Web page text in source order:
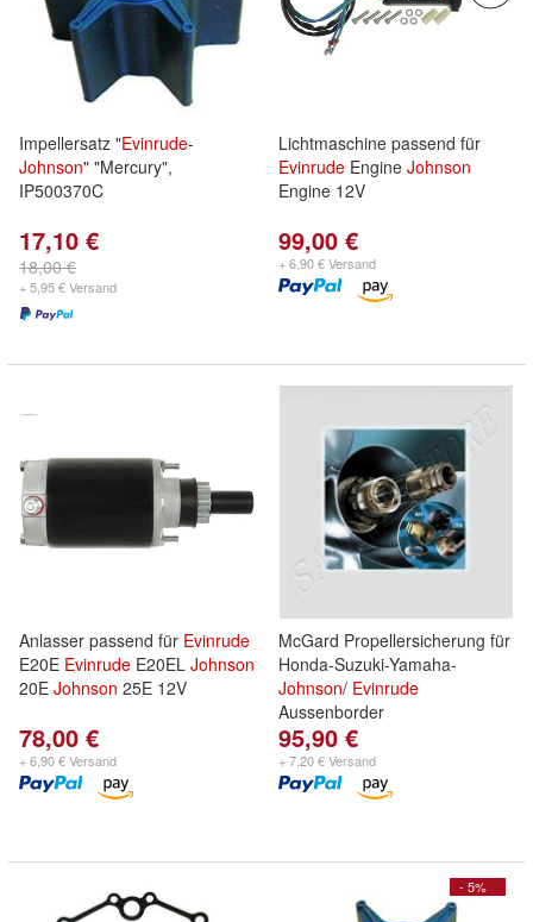
Impellersatz "Evinrude-
Johnson" "Mercury",
IP500370C
17,10 €
18,00 €
+ 5,95 € Versand
Lichtmaschine passend für
Evinrude Engine Johnson
Engine 12V
99,00 €
+ 6,90 € Versand
Anlasser passend für Evinrude
E20E Evinrude E20EL Johnson
20E Johnson 25E 12V
78,00 €
+ 6,90 € Versand
McGard Propellersicherung für
Honda-Suzuki-Yamaha-
Johnson/ Evinrude
Aussenborder
95,90 €
+ 7,20 € Versand
- 5%